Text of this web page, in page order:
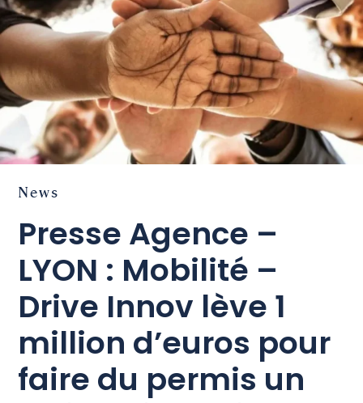
News
Presse Agence –
LYON : Mobilité –
Drive Innov lève 1
million d’euros pour
faire du permis un